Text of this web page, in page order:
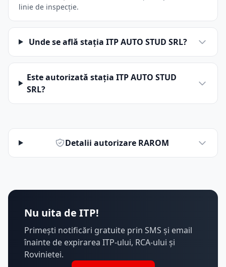
linie de inspecție.
Unde se află stația ITP AUTO STUD SRL?
Este autorizată stația ITP AUTO STUD
SRL?
Detalii autorizare RAROM
Nu uita de ITP!
Primești notificări gratuite prin SMS și email
înainte de expirarea ITP-ului, RCA-ului și
Rovinietei.